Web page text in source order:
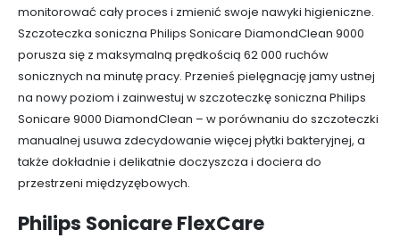
monitorować cały proces i zmienić swoje nawyki higieniczne.
Szczoteczka soniczna Philips Sonicare DiamondClean 9000
porusza się z maksymalną prędkością 62 000 ruchów
sonicznych na minutę pracy. Przenieś pielęgnację jamy ustnej
na nowy poziom i zainwestuj w szczoteczkę soniczna Philips
Sonicare 9000 DiamondClean – w porównaniu do szczoteczki
manualnej usuwa zdecydowanie więcej płytki bakteryjnej, a
także dokładnie i delikatnie doczyszcza i dociera do
przestrzeni międzyzębowych.
Philips Sonicare FlexCare